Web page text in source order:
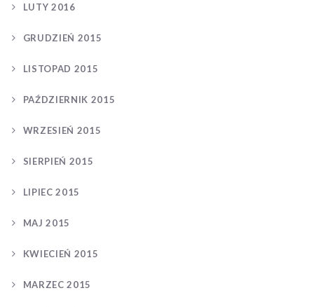
LUTY 2016
GRUDZIEŃ 2015
LISTOPAD 2015
PAŹDZIERNIK 2015
WRZESIEŃ 2015
SIERPIEŃ 2015
LIPIEC 2015
MAJ 2015
KWIECIEŃ 2015
MARZEC 2015